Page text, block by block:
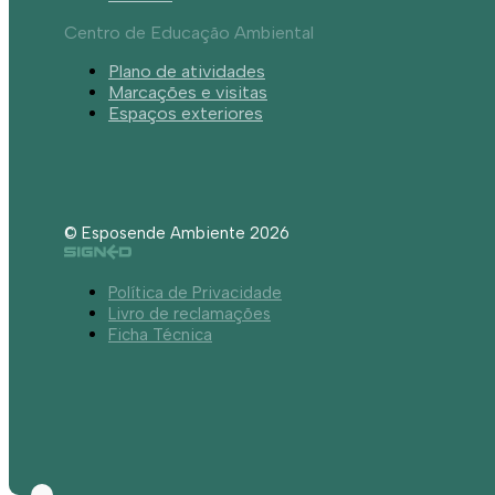
Centro de Educação Ambiental
Plano de atividades
Marcações e visitas
Espaços exteriores
© Esposende Ambiente 2026
Política de Privacidade
Livro de reclamações
Ficha Técnica